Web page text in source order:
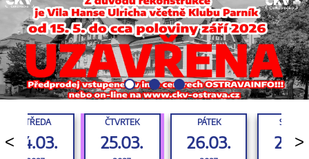
<
STŘEDA
24.03.
ČTVRTEK
25.03.
PÁTEK
26.03. >